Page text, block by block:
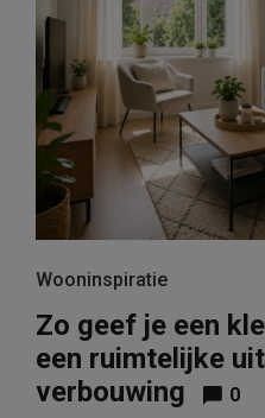
Wooninspiratie
Zo geef je een
een ruimtelijke
verbouwing
0